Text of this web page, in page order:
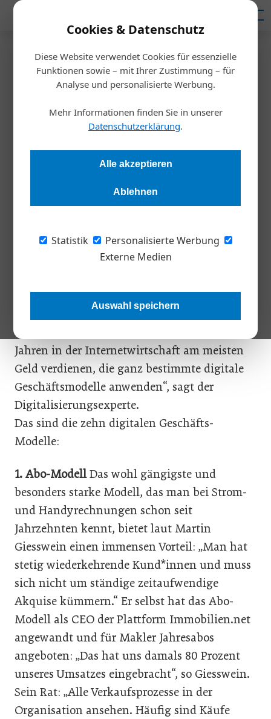
Cookies & Datenschutz
Diese Website verwendet Cookies für essenzielle
Funktionen sowie – mit Ihrer Zustimmung – für
Analyse und personalisierte Werbung.
Mehr Informationen finden Sie in unserer
Datenschutzerklärung.
Alle akzeptieren
Ablehnen
Statistik
Personalisierte Werbung
Externe Medien
Auswahl speichern
Startseite/Meldungen
Digital im Geschäft
Redaktion 11.05.2022, 17:38 Uhr
Die Digitalisierung hat neue, disruptive ­Geschäftsmodelle
und Umsätze generieren – und zwar meist nur via Mausklick.
Ein Blick über die zehn erfolgreichsten.
Martin Giesswein hat mit dem Niedergang
von Nokia als damaliger Country Manager für
wenn Unternehmen digitale
Geschäftschancen ungenutzt lassen. „Wir
sehen, dass jene Firmen in den letzten 20
Jahren in der Internetwirtschaft am meisten
Geld verdienen, die ganz bestimmte digitale
Geschäftsmodelle anwenden“, sagt der
Digitalisierungsexperte.
Das sind die zehn digitalen Geschäfts-
Modelle:
1. Abo-ModellDas wohl gängigste und
besonders starke Modell, das man bei Strom-
und Handyrechnungen schon seit
Jahrzehnten kennt, bietet laut Martin
Giesswein einen immensen Vorteil: „Man hat
stetig wiederkehrende Kund*innen und muss
sich nicht um ständige zeitaufwendige
Akquise kümmern.“ Er selbst hat das Abo-
Modell als CEO der Plattform Immobilien.net
angewandt und für Makler Jahresabos
angeboten: „Das hat uns damals 80 Prozent
unseres Umsatzes eingebracht“, so Giesswein.
Sein Rat: „Alle Verkaufsprozesse in der
Organisation ansehen. Häufig sind Käufe